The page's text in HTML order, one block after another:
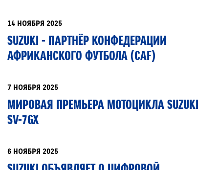
14 НОЯБРЯ 2025
SUZUKI - ПАРТНЁР КОНФЕДЕРАЦИИ
АФРИКАНСКОГО ФУТБОЛА (CAF)
7 НОЯБРЯ 2025
МИРОВАЯ ПРЕМЬЕРА МОТОЦИКЛА SUZUKI
SV-7GX
6 НОЯБРЯ 2025